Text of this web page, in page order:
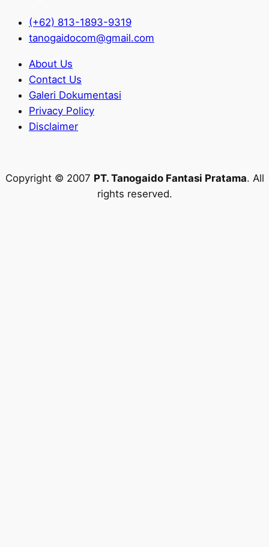
(+62) 813-1893-9319
tanogaidocom@gmail.com
About Us
Contact Us
Galeri Dokumentasi
Privacy Policy
Disclaimer
Copyright © 2007 PT. Tanogaido Fantasi Pratama. All
rights reserved.